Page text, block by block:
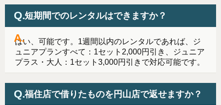
短期間でのレンタルはできますか？
はい、可能です。1週間以内のレンタルであれば、ジ
ュニアプランすべて：1セット2,000円引き、ジュニア
プラス・大人：1セット3,000円引きで対応可能です。
福住店で借りたものを円山店で返せますか？